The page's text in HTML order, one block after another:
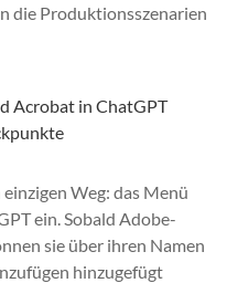
die Produktionsszenarien
Acrobat in ChatGPT
Weg: das Menü
ein. Sobald Adobe-
sie über ihren Namen
hinzugefügt